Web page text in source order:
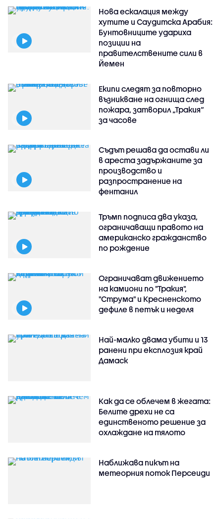
Нова ескалация между
хутите и Саудитска Арабия:
Бунтовниците удариха
позиции на
правителствените сили в
Йемен
Екипи следят за повторно
възникване на огнища след
пожара, затворил „Тракия“
за часове
Съдът решава да остави ли
в ареста задържаните за
производство и
разпространение на
фентанил
Тръмп подписа два указа,
ограничаващи правото на
американско гражданство
по рождение
Ограничават движението
на камиони по "Тракия",
"Струма" и Кресненското
дефиле в петък и неделя
Най-малко двама убити и 13
ранени при експлозия край
Дамаск
Как да се облечем в жегата:
Белите дрехи не са
единственото решение за
охлаждане на тялото
Наближава пикът на
метеорния поток Персеиди